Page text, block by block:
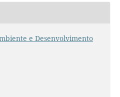
e Desenvolvimento